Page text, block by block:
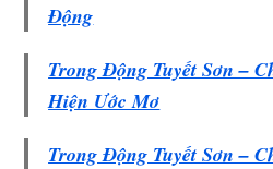
Động
Trong Động Tuyết Sơn –
Hiện Ước Mơ
Trong Động Tuyết Sơn –